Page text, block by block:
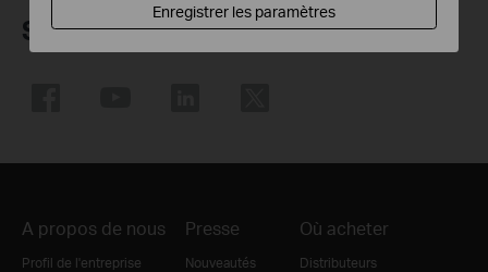
Suivez nous
A propos de nous
Profil de l'entreprise
Presse
Nouveautés
Où acheter
Distributeurs
Enregistrer les paramètres